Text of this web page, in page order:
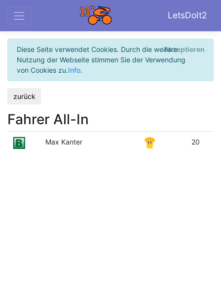
LetsDoIt2
Diese Seite verwendet Cookies. Durch die weitere
Nutzung der Webseite stimmen Sie der Verwendung
von Cookies zu.Info.
Akzeptieren
zurück
Fahrer All-In
Max Kanter 20